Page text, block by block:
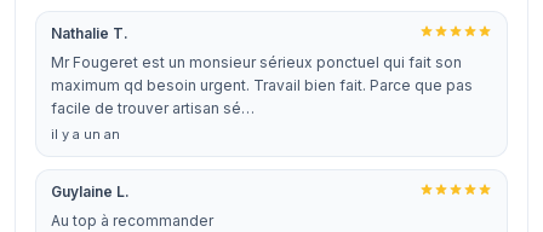
Nathalie T.
Mr Fougeret est un monsieur sérieux ponctuel qui fait son
maximum qd besoin urgent. Travail bien fait. Parce que pas
facile de trouver artisan sé…
il y a un an
Guylaine L.
Au top à recommander